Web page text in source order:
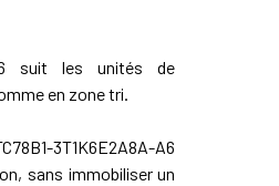
A6 suit les unités de
en zone tri.
3T1K6E2A8A-A6
sans immobiliser un